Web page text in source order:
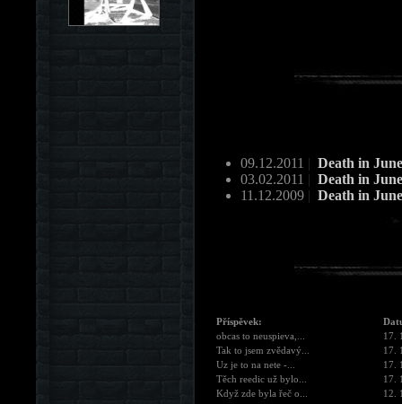
09.12.2011 | Death in
03.02.2011 | Death in
11.12.2009 | Death in
Příspěvek:
obcas to neuspieva,...
17.
Tak to jsem zvědavý...
17.
Uz je to na nete -...
17.
Těch reedic už bylo...
17.
Když zde byla řeč o...
12.